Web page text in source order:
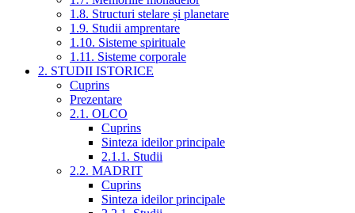
1.8. Structuri stelare și planetare
1.9. Studii amprentare
1.10. Sisteme spirituale
1.11. Sisteme corporale
2. STUDII ISTORICE
Cuprins
Prezentare
2.1. OLCO
Cuprins
Sinteza ideilor principale
2.1.1. Studii
2.2. MADRIT
Cuprins
Sinteza ideilor principale